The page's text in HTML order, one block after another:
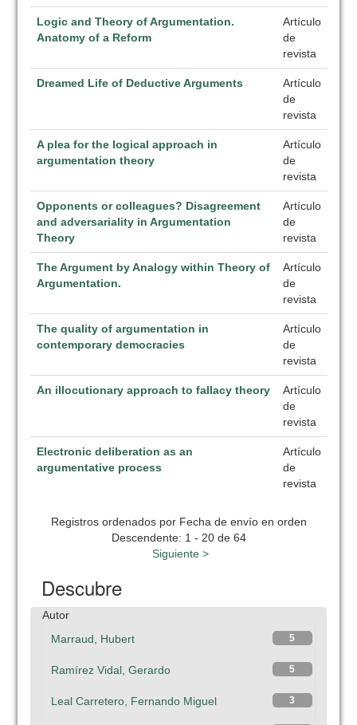
Logic and Theory of Argumentation.
Anatomy of a Reform
Artículo
de
revista
Dreamed Life of Deductive Arguments
Artículo
de
revista
A plea for the logical approach in
argumentation theory
Artículo
de
revista
Opponents or colleagues? Disagreement
and adversariality in Argumentation
Theory
Artículo
de
revista
The Argument by Analogy within Theory of
Argumentation.
Artículo
de
revista
The quality of argumentation in
contemporary democracies
Artículo
de
revista
An illocutionary approach to fallacy theory
Artículo
de
revista
Electronic deliberation as an
argumentative process
Artículo
de
revista
Registros ordenados por Fecha de envío en orden
Descendente: 1 - 20 de 64
Siguiente >
Descubre
Autor
5
Marraud, Hubert
5
Ramírez Vidal, Gerardo
3
Leal Carretero, Fernando Miguel